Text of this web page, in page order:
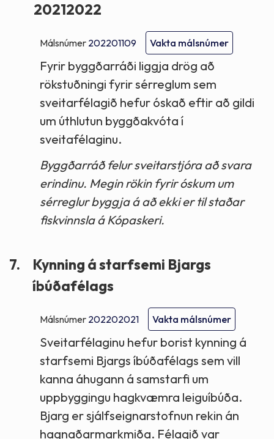
20212022
Málsnúmer 202201109 Vakta málsnúmer
Fyrir byggðarráði liggja drög að
rökstuðningi fyrir sérreglum sem
sveitarfélagið hefur óskað eftir að gildi
um úthlutun byggðakvóta í
sveitafélaginu.
Byggðarráð felur sveitarstjóra að svara
erindinu. Megin rökin fyrir óskum um
sérreglur byggja á að ekki er til staðar
fiskvinnsla á Kópaskeri.
7.
Kynning á starfsemi Bjargs
íbúðafélags
Málsnúmer 202202021 Vakta málsnúmer
Sveitarfélaginu hefur borist kynning á
starfsemi Bjargs íbúðafélags sem vill
kanna áhugann á samstarfi um
uppbyggingu hagkvæmra leiguíbúða.
Bjarg er sjálfseignarstofnun rekin án
hagnaðarmarkmiða. Félagið var